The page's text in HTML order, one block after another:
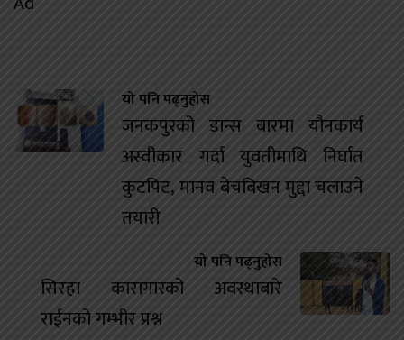
यो पनि पढ्नुहोस
जनकपुरको डान्स बारमा यौनकार्य
अस्वीकार गर्दा युवतीमाथि निर्घात
कुटपिट, मानव बेचबिखन मुद्दा चलाउने
तयारी
यो पनि पढ्नुहोस
सिरहा कारागारको अवस्थाबारे
राईनको गम्भीर प्रश्न